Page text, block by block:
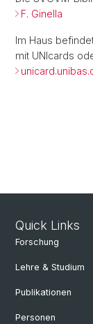
F. Ginella
Im Haus
mit UNIcards
Quick Links
Forschung
Lehre & Studium
Publikationen
Personen